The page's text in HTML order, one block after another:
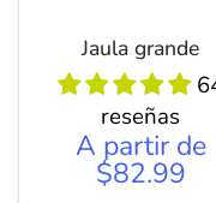
Jaula grande
reseñas
A partir de
$82.99